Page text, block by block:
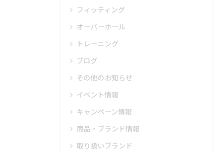
フィッティング
オーバーホール
トレーニング
ブログ
その他のお知らせ
イベント情報
キャンペーン情報
商品・ブランド情報
取り扱いブランド